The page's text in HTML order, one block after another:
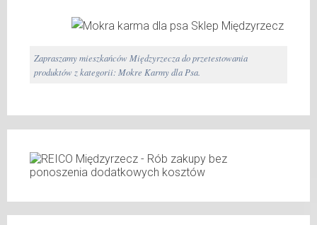
Zapraszamy mieszkańców Międzyrzecza do przetestowania
produktów z kategorii: Mokre Karmy dla Psa.